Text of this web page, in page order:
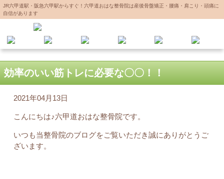
JR六甲道駅・阪急六甲駅からすぐ！六甲道おはな整骨院は産後骨盤矯正・腰痛・肩こり・頭痛に
自信があります
効率のいい筋トレに必要な〇〇！！
2021年04月13日
こんにちは♪六甲道おはな整骨院です。
いつも当整骨院のブログをご覧いただき誠にありがとうご
ざいます。